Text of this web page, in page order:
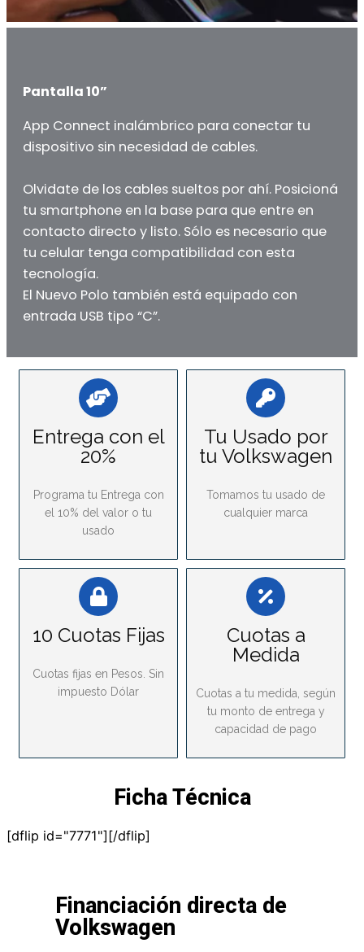
Pantalla 10”
App Connect inalámbrico para conectar tu
dispositivo sin necesidad de cables.
Olvidate de los cables sueltos por ahí. Posicioná
tu smartphone en la base para que entre en
contacto directo y listo. Sólo es necesario que
tu celular tenga compatibilidad con esta
tecnología.​
El Nuevo Polo también está equipado con
entrada USB tipo “C”.​
Entrega con el
20%
Programa tu Entrega con
el 10% del valor o tu
usado
Tu Usado por
tu Volkswagen
Tomamos tu usado de
cualquier marca
10 Cuotas Fijas
Cuotas fijas en Pesos. Sin
impuesto Dólar
Cuotas a
Medida
Cuotas a tu medida, según
tu monto de entrega y
capacidad de pago
Ficha Técnica
[dflip id="7771"][/dflip]
Financiación directa de
Volkswagen